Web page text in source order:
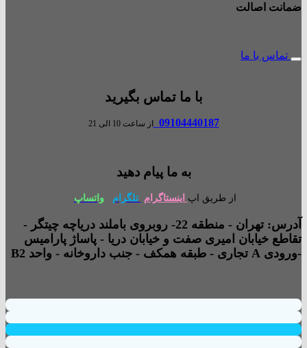
ضمانت اصالت
تماس با ما
با ما تماس بگیرید
09104440187 از ساعت 10 الی 21
به ما پیام دهید
از طریق اپ اینستاگرام تلگرام واتساپ
آدرس: تهران - منطقه 22- روبروی باملند دریاچه چیتگر -
تقاطع خیابان امیری صفت و خیابان دریا - پاساژ پارامیس
-ورودی A تجاری - طبقه همکف - جنب داروخانه - واحد B2